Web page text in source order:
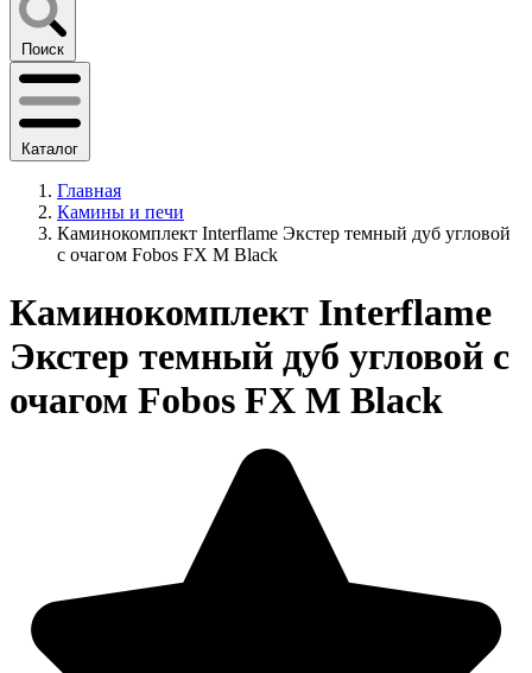
Поиск
Каталог
Главная
Камины и печи
Каминокомплект Interflame Экстер темный дуб угловой
с очагом Fobos FX M Black
Каминокомплект Interflame
Экстер темный дуб угловой с
очагом Fobos FX M Black